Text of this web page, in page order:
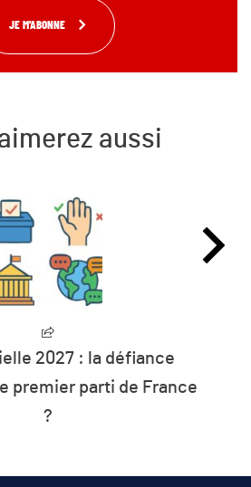
JE M'ABONNE
aussi
2027 : la défiance
premier parti de France
?